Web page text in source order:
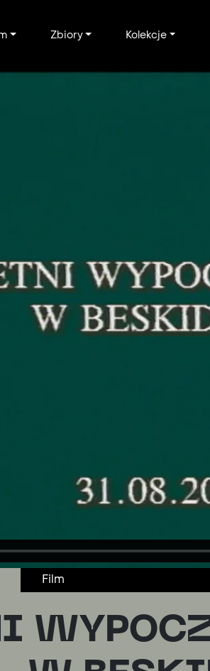
Zbiory Kolekcje
Film